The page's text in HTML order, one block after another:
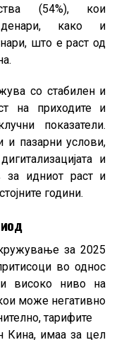
(54%), кои
како и
што е раст од
со стабилен и
на приходите и
показатели.
и пазарни услови,
и
за идниот раст и
години.
за 2025
во однос
и високо ниво на
може негативно
тарифите
Кина, имаа за цел